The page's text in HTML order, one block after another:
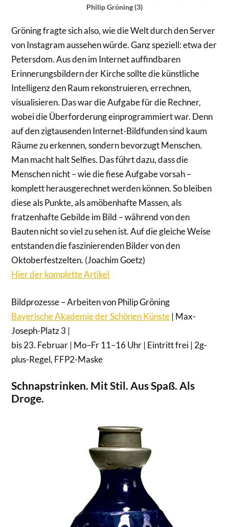
Philip Gröning (3)
Gröning fragte sich also, wie die Welt durch den Server
von Instagram aussehen würde. Ganz speziell: etwa der
Petersdom. Aus den im Internet auffindbaren
Erinnerungsbildern der Kirche sollte die künstliche
Intelligenz den Raum rekonstruieren, errechnen,
visualisieren. Das war die Aufgabe für die Rechner,
wobei die Überforderung einprogrammiert war. Denn
auf den zigtausenden Internet-Bildfunden sind kaum
Räume zu erkennen, sondern bevorzugt Menschen.
Man macht halt Selfies. Das führt dazu, dass die
Menschen nicht – wie die fiese Aufgabe vorsah –
komplett herausgerechnet werden können. So bleiben
diese als Punkte, als amöbenhafte Massen, als
fratzenhafte Gebilde im Bild – während von den
Bauten nicht so viel zu sehen ist. Auf die gleiche Weise
entstanden die faszinierenden Bilder von den
Oktoberfestzelten. (Joachim Goetz)
Hier der komplette Artikel
Bildprozesse – Arbeiten von Philip Gröning
Bayerische Akademie der Schönen Künste | Max-
Joseph-Platz 3 |
bis 23. Februar | Mo–Fr 11–16 Uhr | Eintritt frei | 2g-
plus-Regel, FFP2-Maske
Schnapstrinken. Mit Stil. Aus Spaß. Als
Droge.